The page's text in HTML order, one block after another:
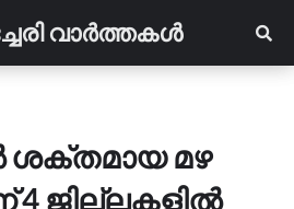
വാർത്തകൾ
ശക്തമായ മഴ
4 ജില്ലകളിൽ